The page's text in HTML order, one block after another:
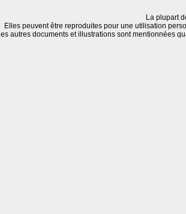
La plupart
Elles peuvent être reproduites pour une utilisation
autres documents et illustrations sont mentionnées